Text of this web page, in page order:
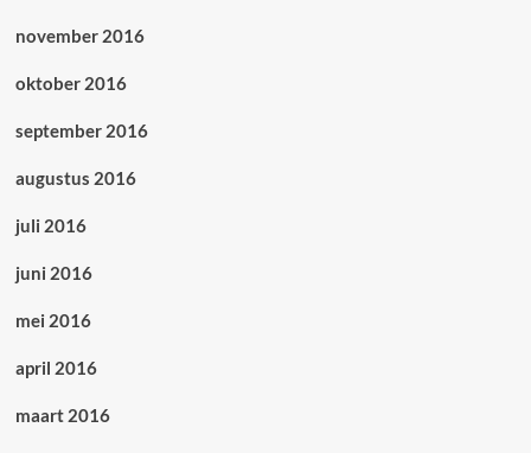
november 2016
oktober 2016
september 2016
augustus 2016
juli 2016
juni 2016
mei 2016
april 2016
maart 2016